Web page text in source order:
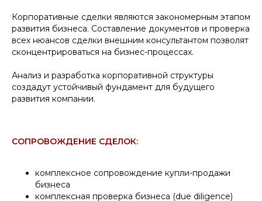
Корпоративные сделки являются закономерным этапом
развития бизнеса. Составление документов и проверка
всех нюансов сделки внешним консультантом позволят
сконцентрироваться на бизнес-процессах.
Анализ и разработка корпоративной структуры
создадут устойчивый фундамент для будущего
развития компании.
СОПРОВОЖДЕНИЕ СДЕЛОК:
комплексное сопровождение купли-продажи
бизнеса
комплексная проверка бизнеса (due diligence)